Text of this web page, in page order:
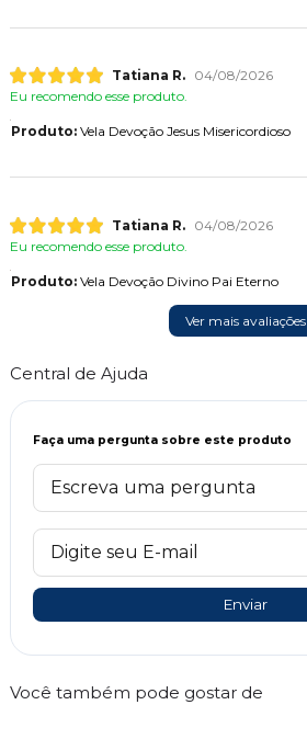
Tatiana R.
04/08/2026
Eu recomendo esse produto.
Produto:Vela Devoção Jesus Misericordioso
Tatiana R.
04/08/2026
Eu recomendo esse produto.
Produto:Vela Devoção Divino Pai Eterno
Ver mais avaliações
Central de Ajuda
Faça uma pergunta sobre este produto
Enviar
Você também pode gostar de